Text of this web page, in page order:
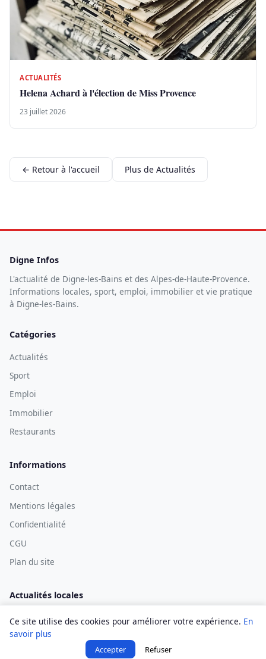
ACTUALITÉS
Helena Achard à l'élection de Miss Provence
23 juillet 2026
← Retour à l'accueil Plus de Actualités
Digne Infos
L'actualité de Digne-les-Bains et des Alpes-de-Haute-Provence.
Informations locales, sport, emploi, immobilier et vie pratique
à Digne-les-Bains.
Catégories
Actualités
Sport
Emploi
Immobilier
Restaurants
Informations
Contact
Mentions légales
Confidentialité
CGU
Plan du site
Actualités locales
© 2026 Digne Infos — Tous droits réservés.
Ce site utilise des cookies pour améliorer votre expérience. En
savoir plus
Accepter Refuser